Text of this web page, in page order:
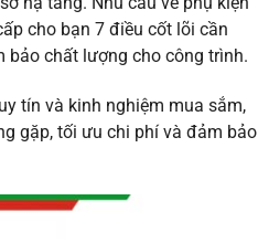
cho bạn 7 điều cốt lõi cần
bảo chất lượng cho công trình.
tín và kinh nghiệm mua sắm,
gặp, tối ưu chi phí và đảm bảo